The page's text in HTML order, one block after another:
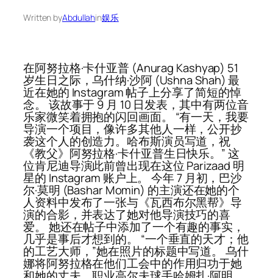
Written byAbdullahin娱乐
在阿努拉格·卡什亚普 (Anurag Kashyap) 51
岁生日之际，乌什纳·沙阿 (Ushna Shah) 最
近在她的 Instagram 帖子上分享了简短的悼
念。 该故事于 9 月 10 日发表，其中有两位音
乐家微笑着拥抱的闪回画面。 “有一天，我要
导演一个项目，像许多其他人一样，公开抄
袭这个人的创造力。哈布斯演员写道，祝
《教父》阿努拉格·卡什亚普生日快乐。” 这
位肯尼迪导演此前曾出现在这位 Parizaad 明
星的 Instagram 账户上。 今年 7 月初，巴沙
尔·莫明 (Bashar Momin) 的主演还在她的个
人资料中发布了一张与《瓦西布尔黑帮》导
演的合影，并表达了她对他导演技巧的喜
爱。 她还在帖子中添加了一个有趣的事实，
几乎是事后才想到的。 “一个垂直的天才；他
的工艺大师，”她在照片的标题中写道。 乌什
娜将阿努拉格在他们工会中的作用归功于她